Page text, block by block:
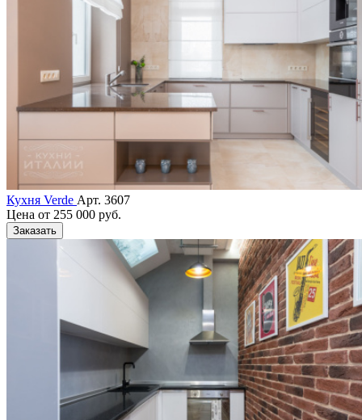
Кухня Verde Арт. 3607
Цена от 255 000 руб.
Заказать